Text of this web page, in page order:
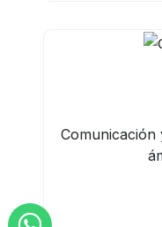
Comunicación